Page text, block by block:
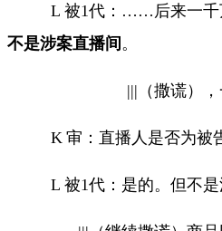
L 被1代： …… 后来一
不是涉案直播间 。
||| （撒谎）
K 审：直播人是否为被
L 被1代：是的。但不是